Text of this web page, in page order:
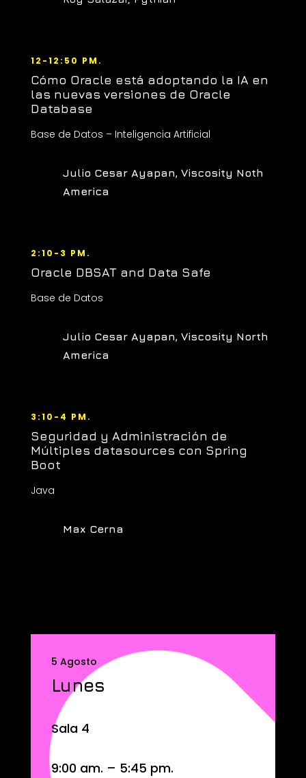
12-12:50 PM.
Cómo Oracle está adoptando la IA en
las nuevas versiones de Oracle
Database
Base de Datos – Inteligencia Artificial
Julio Cesar Ayapan, Viscosity Noth
America
2:10-3 PM.
Oracle DBSAT and Data Safe
Base de Datos
Julio Cesar Ayapan, Viscosity North
America
3:10-4 PM.
Seguridad y Administración de
Múltiples datasources con Spring
Boot
Java
Max Cerna
5 Agosto
Lunes
Sala 4
9:00 am. – 5:45 pm.